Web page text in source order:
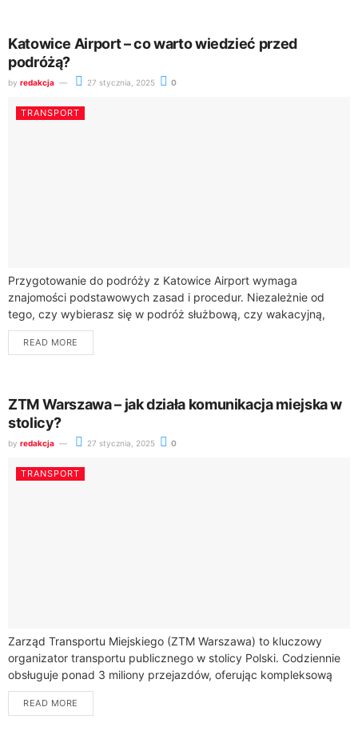
Katowice Airport – co warto wiedzieć przed
podróżą?
by redakcja 27 stycznia, 2025 0
TRANSPORT
Przygotowanie do podróży z Katowice Airport wymaga
znajomości podstawowych zasad i procedur. Niezależnie od
tego, czy wybierasz się w podróż służbową, czy wakacyjną,
warto wcześniej zapoznać się z kluczowymi informacjami,...
READ MORE
ZTM Warszawa – jak działa komunikacja miejska w
stolicy?
by redakcja 27 stycznia, 2025 0
TRANSPORT
Zarząd Transportu Miejskiego (ZTM Warszawa) to kluczowy
organizator transportu publicznego w stolicy Polski. Codziennie
obsługuje ponad 3 miliony przejazdów, oferując kompleksową
sieć połączeń dla mieszkańców i przyjezdnych.Transport
publiczny w Warszawie...
READ MORE